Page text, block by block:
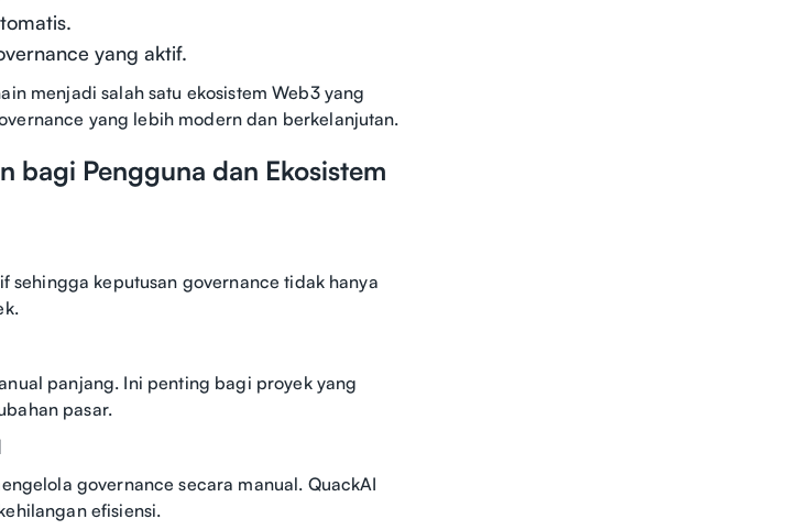
yang aktif.
menjadi salah satu ekosistem Web3 yang
yang lebih modern dan berkelanjutan.
bagi Pengguna dan Ekosistem
sehingga keputusan governance tidak hanya
panjang. Ini penting bagi proyek yang
pasar.
governance secara manual. QuackAI
efisiensi.